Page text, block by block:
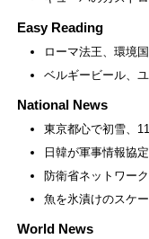
Easy Reading
ローマ法王、環境
ベルギービール、
National News
東京都心で初雪、
日韓が軍事情報協
防衛省ネットワー
魚を氷漬けのスケ
World News